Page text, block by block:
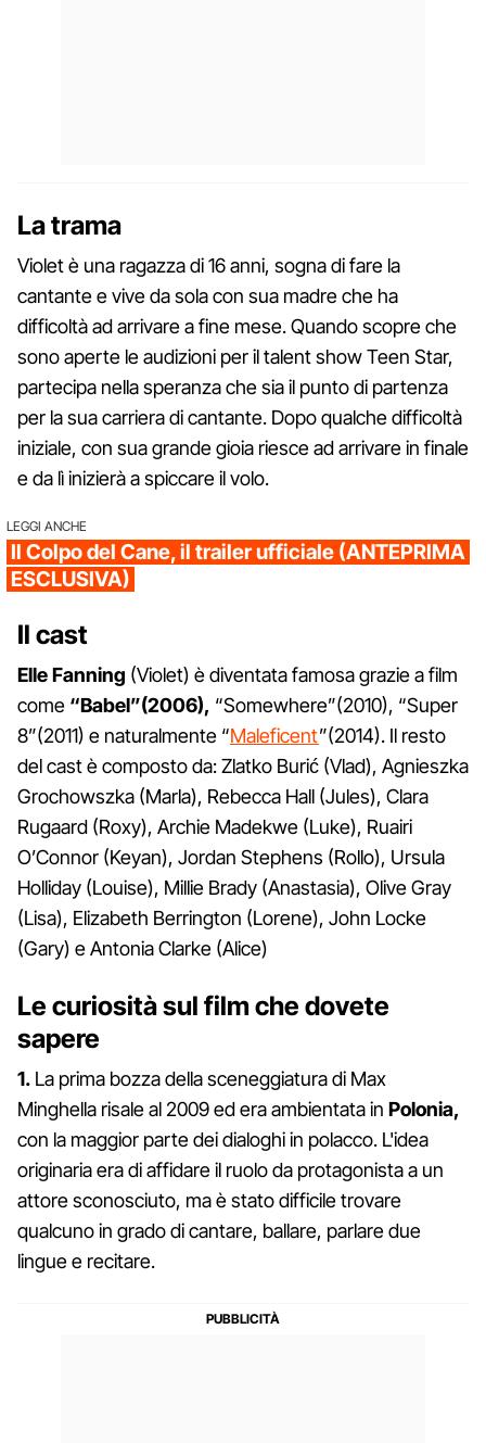
La trama
Violet è una ragazza di 16 anni, sogna di fare la
cantante e vive da sola con sua madre che ha
difficoltà ad arrivare a fine mese. Quando scopre che
sono aperte le audizioni per il talent show Teen Star,
partecipa nella speranza che sia il punto di partenza
per la sua carriera di cantante. Dopo qualche difficoltà
iniziale, con sua grande gioia riesce ad arrivare in finale
e da lì inizierà a spiccare il volo.
LEGGI ANCHE
Il Colpo del Cane, il trailer ufficiale (ANTEPRIMA
ESCLUSIVA)
Il cast
Elle Fanning (Violet) è diventata famosa grazie a film
come “Babel”(2006), “Somewhere”(2010), “Super
8”(2011) e naturalmente “Maleficent”(2014). Il resto
del cast è composto da: Zlatko Burić (Vlad), Agnieszka
Grochowszka (Marla), Rebecca Hall (Jules), Clara
Rugaard (Roxy), Archie Madekwe (Luke), Ruairi
O’Connor (Keyan), Jordan Stephens (Rollo), Ursula
Holliday (Louise), Millie Brady (Anastasia), Olive Gray
(Lisa), Elizabeth Berrington (Lorene), John Locke
(Gary) e Antonia Clarke (Alice)
Le curiosità sul film che dovete
sapere
1. La prima bozza della sceneggiatura di Max
Minghella risale al 2009 ed era ambientata in Polonia,
con la maggior parte dei dialoghi in polacco. L'idea
originaria era di affidare il ruolo da protagonista a un
attore sconosciuto, ma è stato difficile trovare
qualcuno in grado di cantare, ballare, parlare due
lingue e recitare.